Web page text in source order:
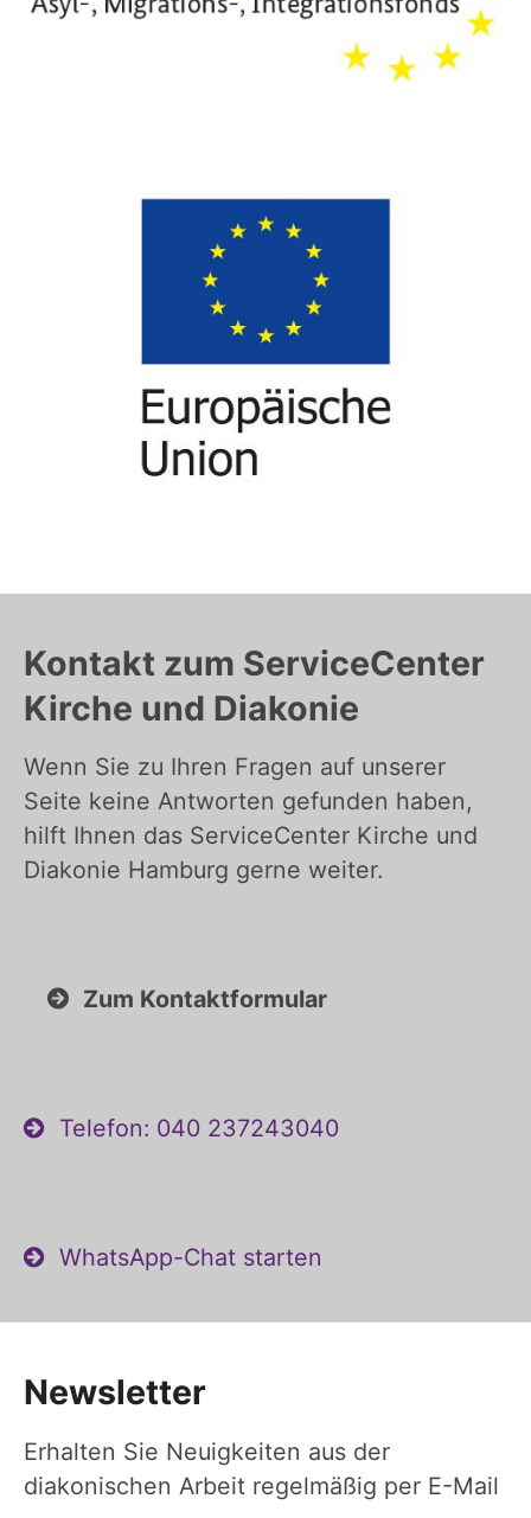
Kontakt zum ServiceCenter
Kirche und Diakonie
Wenn Sie zu Ihren Fragen auf unserer
Seite keine Antworten gefunden haben,
hilft Ihnen das ServiceCenter Kirche und
Diakonie Hamburg gerne weiter.
Zum Kontaktformular
Telefon: 040 237243040
WhatsApp-Chat starten
Newsletter
Erhalten Sie Neuigkeiten aus der
diakonischen Arbeit regelmäßig per E-Mail